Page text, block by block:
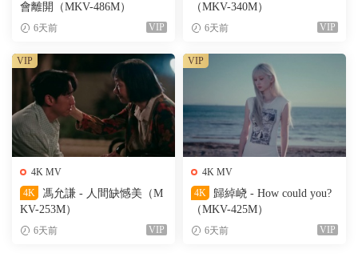
會離開（MKV-486M）
6天前 VIP
（MKV-340M）
6天前 VIP
4K MV
4K
馮允謙 - 人間缺憾美（M
KV-253M）
6天前 VIP
VIP
4K MV
4K
歸綽峣 - How could you?
（MKV-425M）
6天前 VIP
VIP